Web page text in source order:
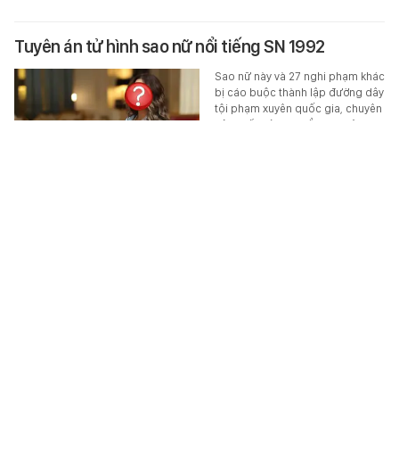
Tuyên án tử hình sao nữ nổi tiếng SN 1992
Sao nữ này và 27 nghi phạm khác
bị cáo buộc thành lập đường dây
tội phạm xuyên quốc gia, chuyên
sản xuất, vận chuyển và buôn…